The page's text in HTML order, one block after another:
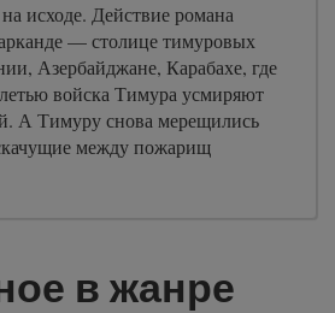
исходе. Действие романа
— столице тимуровых
Азербайджане, Карабахе, где
войска Тимура усмиряют
А Тимуру снова мерещились
между пожарищ
в жанре